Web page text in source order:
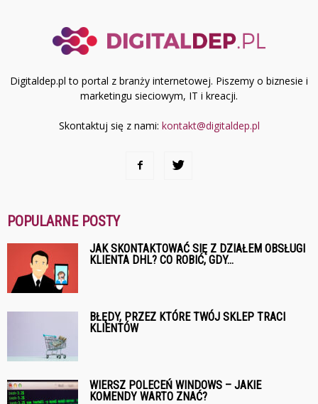
Digitaldep.pl to portal z branży internetowej. Piszemy o biznesie i
marketingu sieciowym, IT i kreacji.
Skontaktuj się z nami: kontakt@digitaldep.pl
POPULARNE POSTY
JAK SKONTAKTOWAĆ SIĘ Z DZIAŁEM OBSŁUGI
KLIENTA DHL? CO ROBIĆ, GDY...
BŁĘDY, PRZEZ KTÓRE TWÓJ SKLEP TRACI
KLIENTÓW
WIERSZ POLECEŃ WINDOWS – JAKIE
KOMENDY WARTO ZNAĆ?